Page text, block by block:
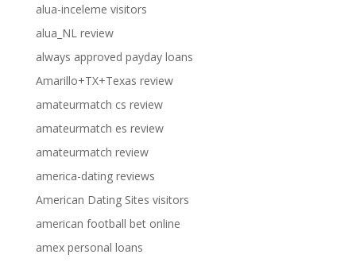
alua-inceleme visitors
alua_NL review
always approved payday loans
Amarillo+TX+Texas review
amateurmatch cs review
amateurmatch es review
amateurmatch review
america-dating reviews
American Dating Sites visitors
american football bet online
amex personal loans